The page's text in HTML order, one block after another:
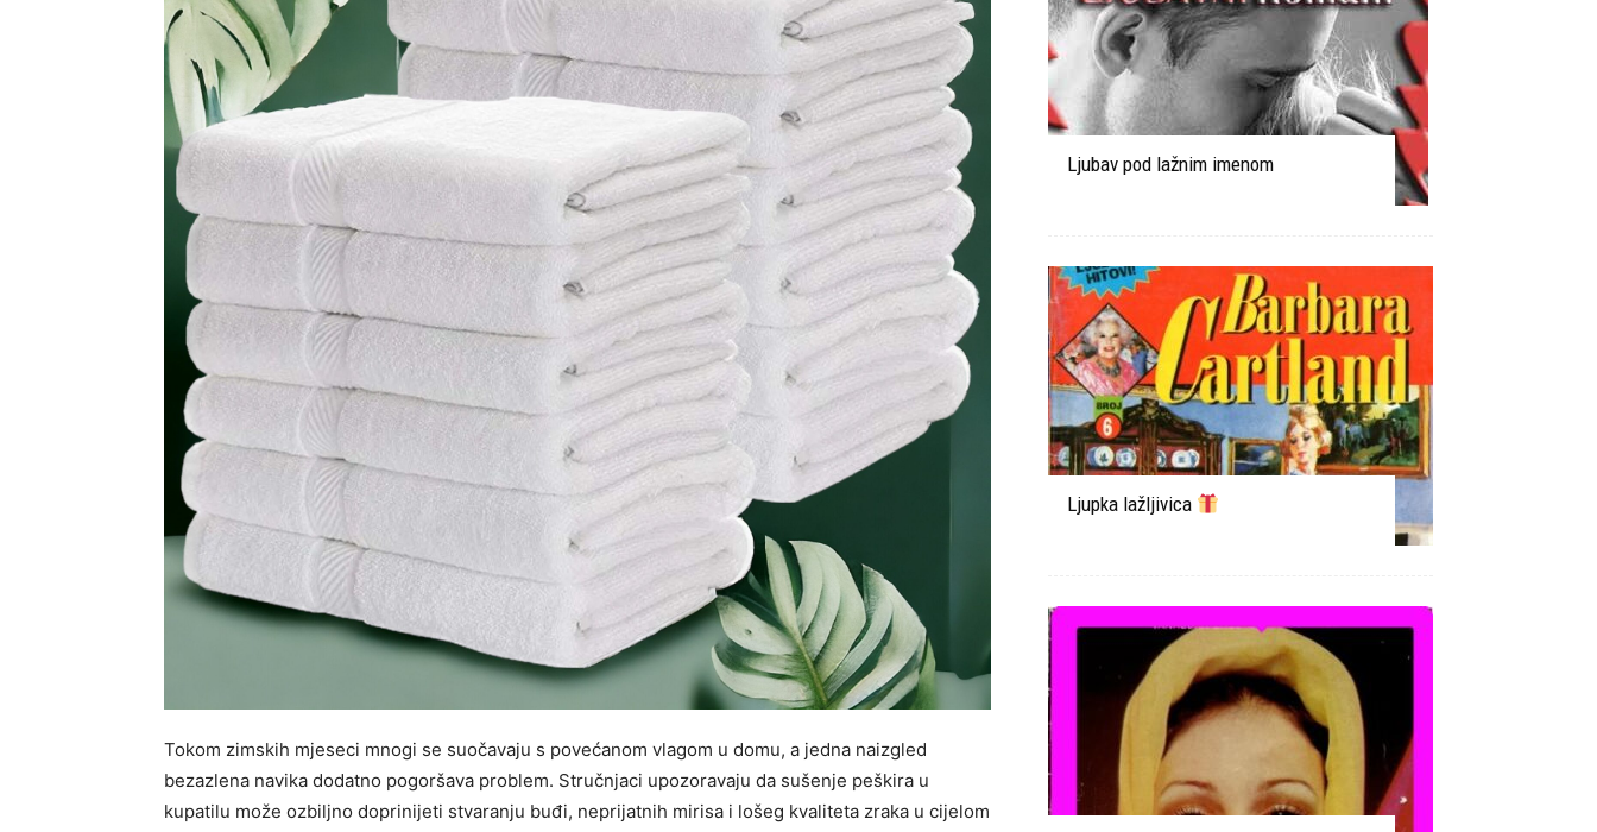
Tokom zimskih mjeseci mnogi se suočavaju s povećanom vlagom u domu, a jedna naizgled
bezazlena navika dodatno pogoršava problem. Stručnjaci upozoravaju da sušenje peškira u
kupatilu može ozbiljno doprinijeti stvaranju buđi, neprijatnih mirisa i lošeg kvaliteta zraka u cijelom
Ljubav pod lažnim imenom
Ljupka lažljivica